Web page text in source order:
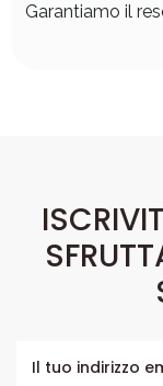
Garantiamo il